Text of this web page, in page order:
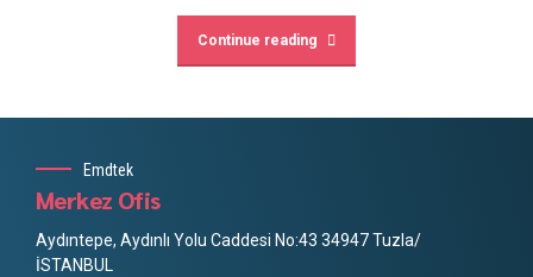
Continue reading
Emdtek
Merkez Ofis
Aydıntepe, Aydınlı Yolu Caddesi No:43 34947 Tuzla/
İSTANBUL